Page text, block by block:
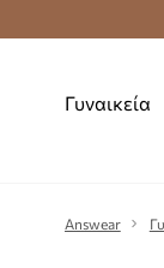
Γυναικεία
Answear